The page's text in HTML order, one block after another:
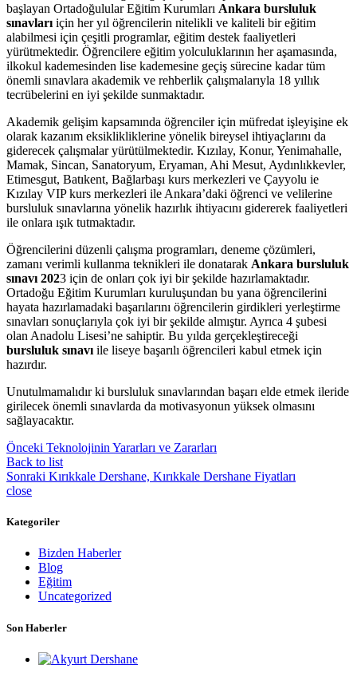
başlayan Ortadoğulular Eğitim Kurumları Ankara bursluluk
sınavları için her yıl öğrencilerin nitelikli ve kaliteli bir eğitim
alabilmesi için çeşitli programlar, eğitim destek faaliyetleri
yürütmektedir. Öğrencilere eğitim yolculuklarının her aşamasında,
ilkokul kademesinden lise kademesine geçiş sürecine kadar tüm
önemli sınavlara akademik ve rehberlik çalışmalarıyla 18 yıllık
tecrübelerini en iyi şekilde sunmaktadır.
Akademik gelişim kapsamında öğrenciler için müfredat işleyişine ek
olarak kazanım eksiklikliklerine yönelik bireysel ihtiyaçlarını da
giderecek çalışmalar yürütülmektedir. Kızılay, Konur, Yenimahalle,
Mamak, Sincan, Sanatoryum, Eryaman, Ahi Mesut, Aydınlıkkevler,
Etimesgut, Batıkent, Bağlarbaşı kurs merkezleri ve Çayyolu ie
Kızılay VIP kurs merkezleri ile Ankara’daki öğrenci ve velilerine
bursluluk sınavlarına yönelik hazırlık ihtiyacını gidererek faaliyetleri
ile onlara ışık tutmaktadır.
Öğrencilerini düzenli çalışma programları, deneme çözümleri,
zamanı verimli kullanma teknikleri ile donatarak Ankara bursluluk
sınavı 2023 için de onları çok iyi bir şekilde hazırlamaktadır.
Ortadoğu Eğitim Kurumları kuruluşundan bu yana öğrencilerini
hayata hazırlamadaki başarılarını öğrencilerin girdikleri yerleştirme
sınavları sonuçlarıyla çok iyi bir şekilde almıştır. Ayrıca 4 şubesi
olan Anadolu Lisesi’ne sahiptir. Bu yılda gerçekleştireceği
bursluluk sınavı ile liseye başarılı öğrencileri kabul etmek için
hazırdır.
Unutulmamalıdır ki bursluluk sınavlarından başarı elde etmek ileride
girilecek önemli sınavlarda da motivasyonun yüksek olmasını
sağlayacaktır.
Önceki Teknolojinin Yararları ve Zararları
Back to list
Sonraki Kırıkkale Dershane, Kırıkkale Dershane Fiyatları
close
Kategoriler
Bizden Haberler
Blog
Eğitim
Uncategorized
Son Haberler